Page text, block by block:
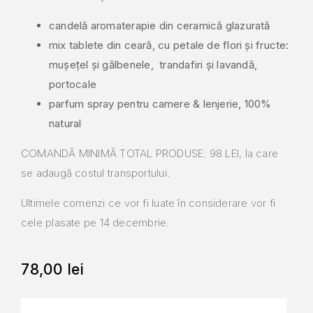
candelă aromaterapie din ceramică glazurată
mix tablete din ceară, cu petale de flori și fructe:
mușețel și gălbenele,trandafiri și lavandă,
portocale
parfum spray pentru camere & lenjerie, 100%
natural
COMANDĂ MINIMĂ TOTAL PRODUSE: 98 LEI, la care
se adaugă costul transportului.
Ultimele comenzi ce vor fi luate în considerare vor fi
cele plasate pe 14 decembrie.
78,00 lei